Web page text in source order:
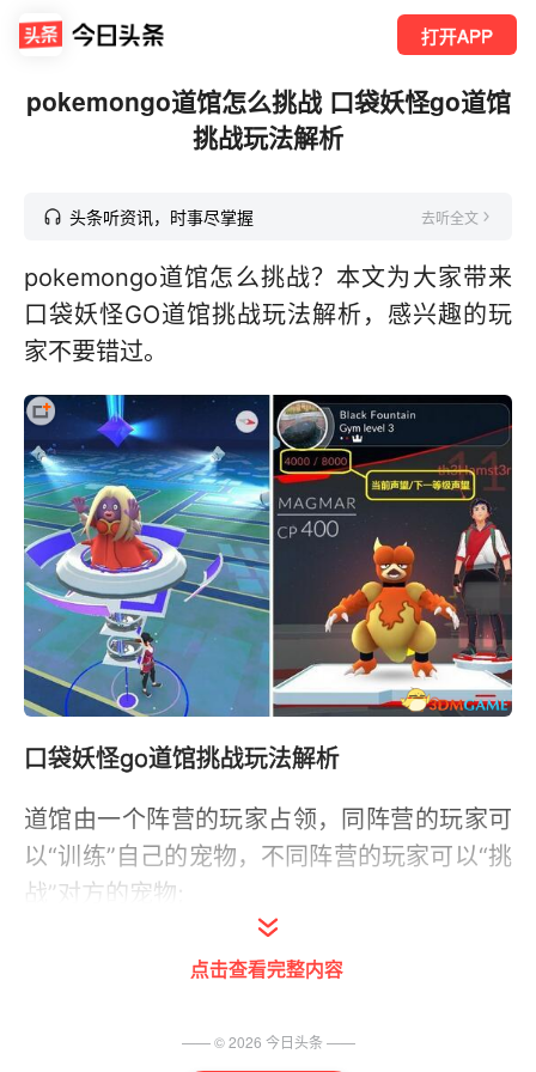
打开APP
pokemongo道馆怎么挑战 口袋妖怪go道馆
挑战玩法解析
头条听资讯，时事尽掌握 去听全文
pokemongo道馆怎么挑战？本文为大家带来
口袋妖怪GO道馆挑战玩法解析，感兴趣的玩
家不要错过。
口袋妖怪go道馆挑战玩法解析
道馆由一个阵营的玩家占领，同阵营的玩家可
以“训练”自己的宠物，不同阵营的玩家可以“挑
战”对方的宠物;
训练：1V1的战斗，战斗结束后增加道馆的点
挑战：6只小精灵车轮战，战斗结束后降低道
点击查看完整内容
—— ©2026 今日头条 ——